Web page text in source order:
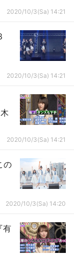
2020/10/3(Sa) 14:21
2020/10/3(Sa) 14:21
2020/10/3(Sa) 14:21
の
2020/10/3(Sa) 14:20
有